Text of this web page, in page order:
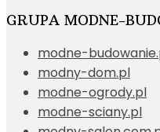
GRUPA MODNE-
modne-
modny-dom.pl
modne-ogrody.pl
modne-sciany.pl